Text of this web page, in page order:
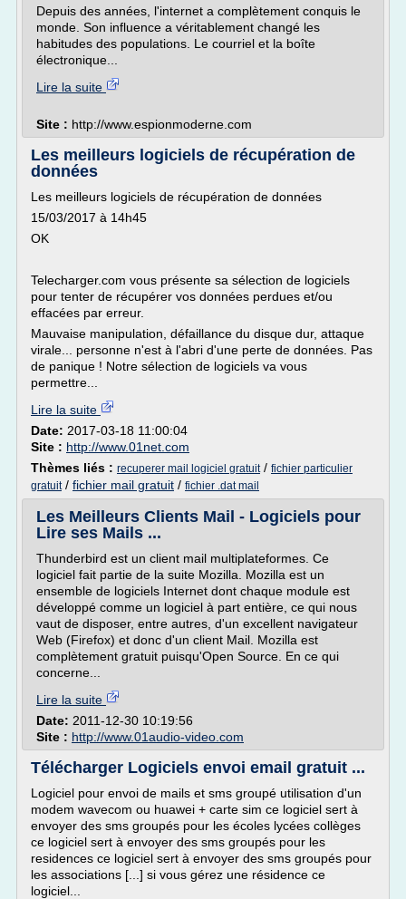
Depuis des années, l'internet a complètement conquis le
monde. Son influence a véritablement changé les
habitudes des populations. Le courriel et la boîte
électronique...
Lire la suite
Site : http://www.espionmoderne.com
Les meilleurs logiciels de récupération de
données
Les meilleurs logiciels de récupération de données
15/03/2017 à 14h45
OK
Telecharger.com vous présente sa sélection de logiciels
pour tenter de récupérer vos données perdues et/ou
effacées par erreur.
Mauvaise manipulation, défaillance du disque dur, attaque
virale... personne n'est à l'abri d'une perte de données. Pas
de panique ! Notre sélection de logiciels va vous
permettre...
Lire la suite
Date: 2017-03-18 11:00:04
Site : http://www.01net.com
Thèmes liés : recuperer mail logiciel gratuit/ fichier particulier
gratuit/ fichier mail gratuit / fichier .dat mail
Les Meilleurs Clients Mail - Logiciels pour
Lire ses Mails ...
Thunderbird est un client mail multiplateformes. Ce
logiciel fait partie de la suite Mozilla. Mozilla est un
ensemble de logiciels Internet dont chaque module est
développé comme un logiciel à part entière, ce qui nous
vaut de disposer, entre autres, d'un excellent navigateur
Web (Firefox) et donc d'un client Mail. Mozilla est
complètement gratuit puisqu'Open Source. En ce qui
concerne...
Lire la suite
Date: 2011-12-30 10:19:56
Site : http://www.01audio-video.com
Télécharger Logiciels envoi email gratuit ...
Logiciel pour envoi de mails et sms groupé utilisation d'un
modem wavecom ou huawei + carte sim ce logiciel sert à
envoyer des sms groupés pour les écoles lycées collèges
ce logiciel sert à envoyer des sms groupés pour les
residences ce logiciel sert à envoyer des sms groupés pour
les associations [...] si vous gérez une résidence ce
logiciel...